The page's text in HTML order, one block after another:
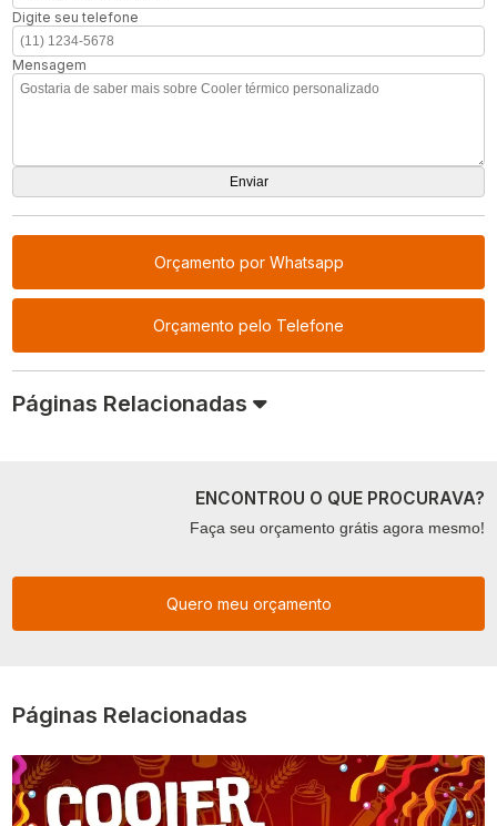
Digite seu telefone
Mensagem
Orçamento por Whatsapp
Orçamento pelo Telefone
Páginas Relacionadas
ENCONTROU O QUE PROCURAVA?
Faça seu orçamento grátis agora mesmo!
Quero meu orçamento
Páginas Relacionadas